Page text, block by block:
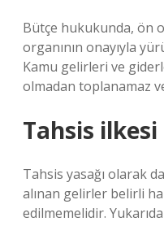
Bütçe hukukunda, ön
organının onayıyla
Kamu gelirleri ve
olmadan toplanamaz
Tahsis
Tahsis yasağı olarak
alınan gelirler belirli
edilmemelidir.